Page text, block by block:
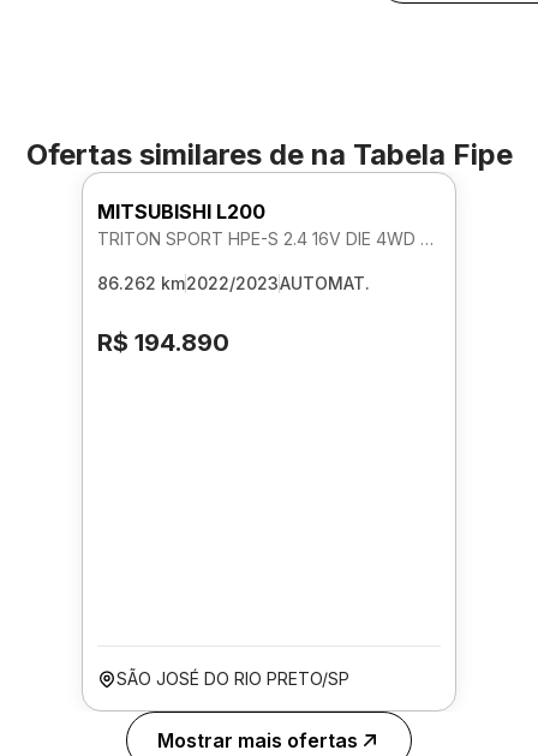
Ofertas similares de na Tabela Fipe
MITSUBISHI L200
TRITON SPORT HPE-S 2.4 16V DIE 4WD AUTOMATICO
86.262 km2022/2023AUTOMAT.
R$ 194.890
SÃO JOSÉ DO RIO PRETO/SP
Mostrar mais ofertas